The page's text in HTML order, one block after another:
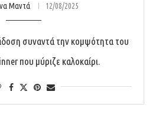
Μαντά 12/08/2025
συναντά την κομψότητα του
που μύριζε καλοκαίρι.